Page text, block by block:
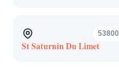
53800
St Saturnin Du Limet